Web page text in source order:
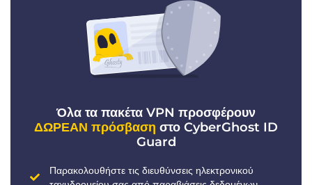
Όλα τα πακέτα VPN προσφέρουν
ΔΩΡΕΑΝ πρόσβαση στο CyberGhost ID
Guard
Παρακολουθήστε τις διευθύνσεις ηλεκτρονικού